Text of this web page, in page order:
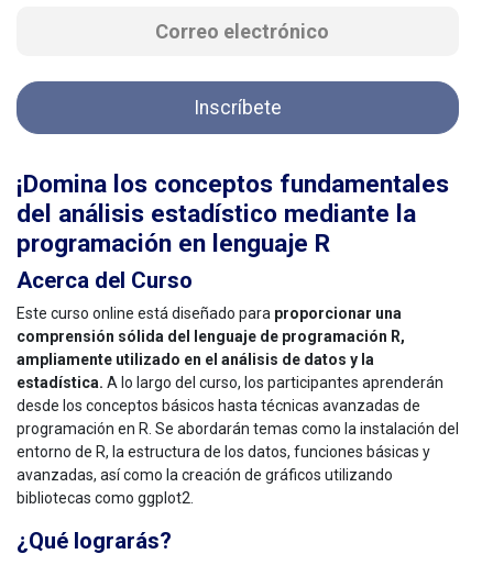
Inscríbete
¡Domina los conceptos fundamentales
del análisis estadístico mediante la
programación en lenguaje R
Acerca del Curso
Este curso online está diseñado para proporcionar una
comprensión sólida del lenguaje de programación R,
ampliamente utilizado en el análisis de datos y la
estadística. A lo largo del curso, los participantes aprenderán
desde los conceptos básicos hasta técnicas avanzadas de
programación en R. Se abordarán temas como la instalación del
entorno de R, la estructura de los datos, funciones básicas y
avanzadas, así como la creación de gráficos utilizando
bibliotecas como ggplot2.
¿Qué lograrás?